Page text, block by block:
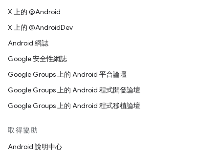
X 上的 @Android
X 上的 @AndroidDev
Android 網誌
Google 安全性網誌
Google Groups 上的 Android 平台論壇
Google Groups 上的 Android 程式開發論壇
Google Groups 上的 Android 程式移植論壇
取得協助
Android 說明中心